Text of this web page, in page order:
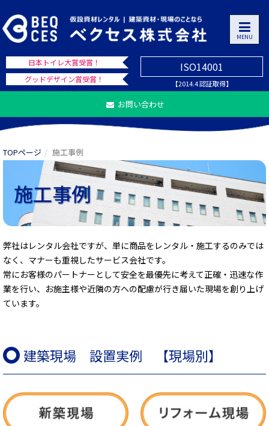
日本トイレ大賞受賞！
グッドデザイン賞受賞！
ISO14001
【2014.4 認証取得】
お問い合わせ
TOPページ 施工事例
施工事例
弊社はレンタル会社ですが、単に商品をレンタル・施工するのみでは
なく、マナーも重視したサービス会社です。
常にお客様のパートナーとして安全を最優先に考えて正確・迅速な作
業を行い、お施主様や近隣の方への配慮が行き届いた現場を創り上げ
ています。
建築現場 設置実例 【現場別】
MENU